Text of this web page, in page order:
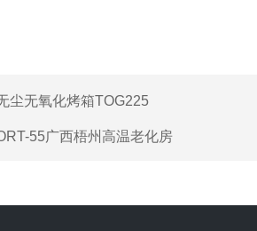
尘无氧化烤箱TOG225
55广西梧州高温老化房